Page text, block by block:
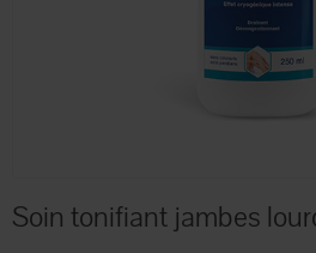
Soin tonifiant jambes